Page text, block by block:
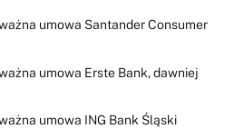
umowa Santander Consumer
umowa Erste Bank, dawniej
umowa ING Bank Śląski